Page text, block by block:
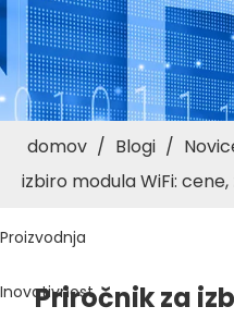
domov
O nas
Ogled tovarne
Proizvodnja
Inovativnost
domov / Blogi /
izbiro modula WiFi:
Priročnik za